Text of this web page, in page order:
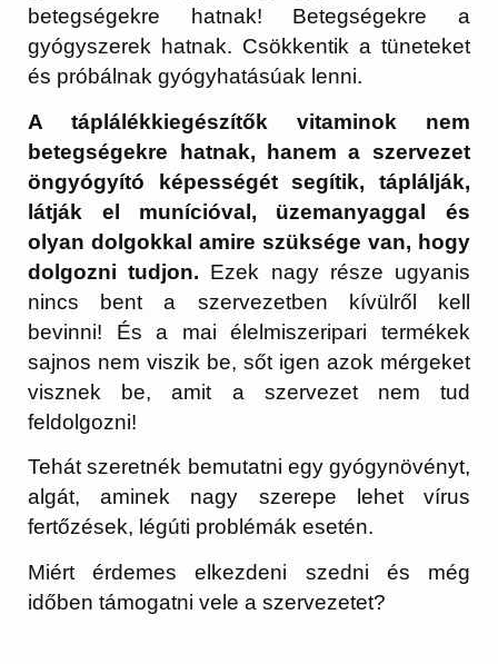
betegségekre hatnak! Betegségekre a
gyógyszerek hatnak. Csökkentik a tüneteket
és próbálnak gyógyhatásúak lenni.
A táplálékkiegészítők vitaminok nem
betegségekre hatnak, hanem a szervezet
öngyógyító képességét segítik, táplálják,
látják el munícióval, üzemanyaggal és
olyan dolgokkal amire szüksége van, hogy
dolgozni tudjon. Ezek nagy része ugyanis
nincs bent a szervezetben kívülről kell
bevinni! És a mai élelmiszeripari termékek
sajnos nem viszik be, sőt igen azok mérgeket
visznek be, amit a szervezet nem tud
feldolgozni!
Tehát szeretnék bemutatni egy gyógynövényt,
algát, aminek nagy szerepe lehet vírus
fertőzések, légúti problémák esetén.
Miért érdemes elkezdeni szedni és még
időben támogatni vele a szervezetet?